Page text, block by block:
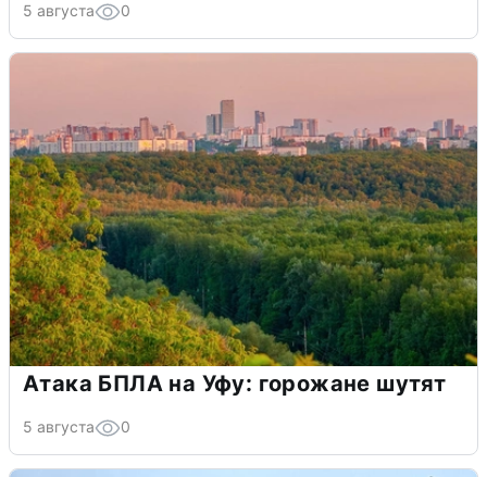
5 августа 0
Атака БПЛА на Уфу: горожане шутят
5 августа 0